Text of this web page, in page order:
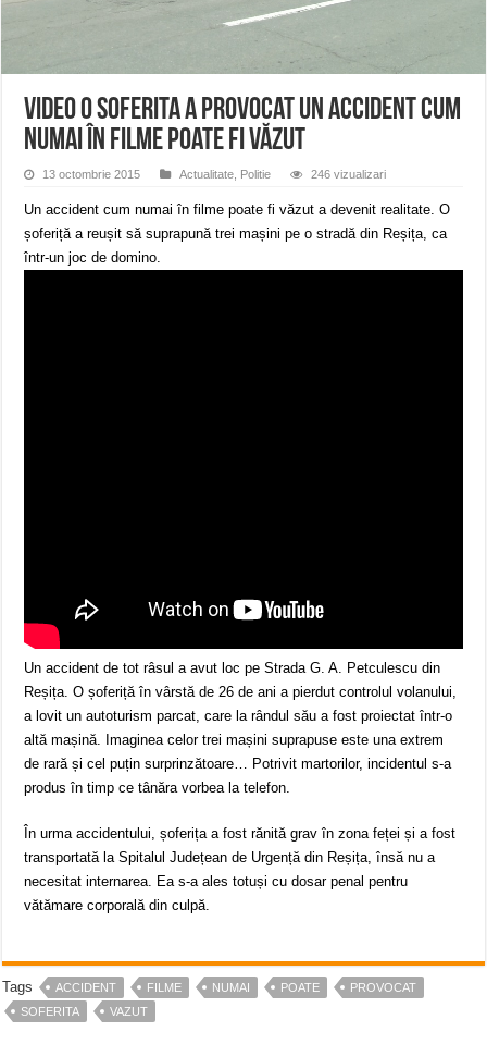
ANUNŢ OPRIRE APĂ în CARANSEBEȘ avarie
ANUNȚ OPRIRE APĂ în Reșița, cartier Țerova – avarie – 04.08.2026
VIDEO O soferita a provocat un accident cum
numai în filme poate fi văzut
13 octombrie 2015 Actualitate Politie 246 vizualizari
Un accident cum numai în filme poate fi văzut a devenit realitate. O
șoferiță a reușit să suprapună trei mașini pe o stradă din Reșița, ca
într-un joc de domino.
Un accident de tot râsul a avut loc pe Strada G. A. Petculescu din
Reșița. O șoferiță în vârstă de 26 de ani a pierdut controlul volanului,
a lovit un autoturism parcat, care la rândul său a fost proiectat într-o
altă mașină. Imaginea celor trei mașini suprapuse este una extrem
de rară și cel puțin surprinzătoare… Potrivit martorilor, incidentul s-a
produs în timp ce tânăra vorbea la telefon.
În urma accidentului, șoferița a fost rănită grav în zona feței și a fost
transportată la Spitalul Județean de Urgență din Reșița, însă nu a
necesitat internarea. Ea s-a ales totuși cu dosar penal pentru
vătămare corporală din culpă.
Tags ACCIDENT FILME NUMAI POATE
PROVOCAT
SOFERITA
VAZUT